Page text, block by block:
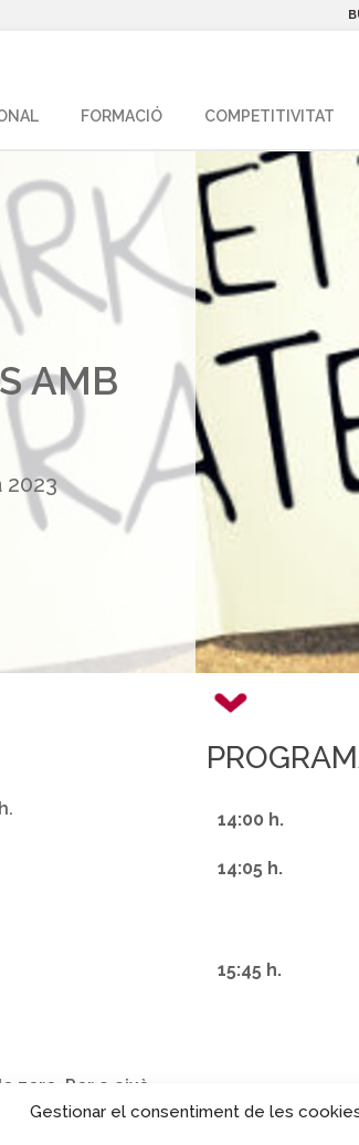
Gestionar el consentiment de les
FORMACIÓ COMPETITIVITAT
AMB
2023
zero. Per a això
14:00 h.
14:05 h.
15:45 h.